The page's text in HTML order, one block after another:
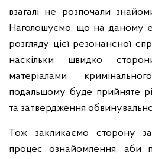
взагалі не розпочали
Наголошуємо, що на даному
розгляду цієї резонансної
наскільки швидко
матеріалами
подальшому буде прийняте
та затвердження
Тож закликаємо сторону
процес ознайомлення, аби